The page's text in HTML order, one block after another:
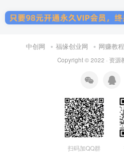
中创网 福缘创业网 网赚教程
Copyright © 2022 · 资源
扫码加QQ群